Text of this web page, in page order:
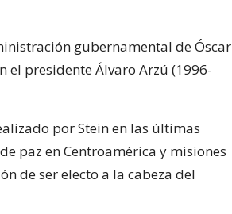
gubernamental de Óscar
el presidente Álvaro Arzú (1996-
por Stein en las últimas
paz en Centroamérica y misiones
de ser electo a la cabeza del